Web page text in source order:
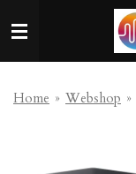
direct
hoofdinhoud
Home » Webshop »